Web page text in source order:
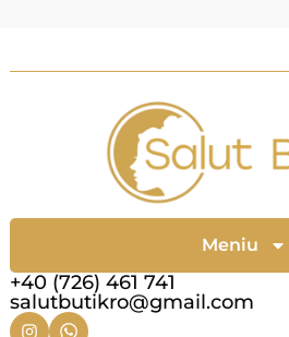
+40 (726) 461 741
salutbutikro@gmail.com
Meniu